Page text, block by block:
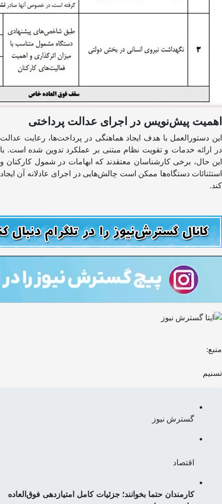
اهمیت پیش‌نویس در اجرای عدالت پرداختی
این دستورالعمل با هدف ایجاد هماهنگی در پرداخت‌ها، رعایت عدالت
در ارائه خدمات و تقویت نظام مبتنی بر عملکرد تدوین شده است. با
این حال، برخی کارشناسان معتقدند که ابهامات در شمول کارکنان و
استثنائات دستگاه‌ها ممکن است چالش‌هایی در اجرای عادلانه آن ایجاد
کند.
منبع:
تسنیم
گسترش نیوز
اقتصاد
کارمندان حتما بخوانند؛ جزئیات کامل امتیازدهی فوق‌العاده